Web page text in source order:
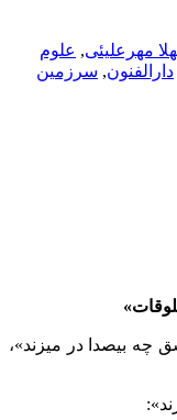
مهرعلیئی, علوم
دارالفنون, سرزمین
بیصدا در میزند»،